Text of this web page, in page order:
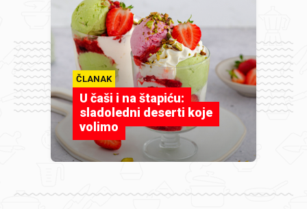
ČLANAK
U čaši i na štapiću:
sladoledni deserti koje
volimo